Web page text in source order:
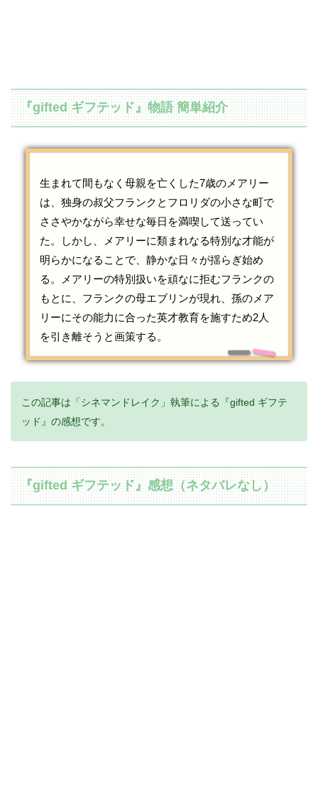
『gifted ギフテッド』物語 簡単紹介
生まれて間もなく母親を亡くした7歳のメアリー
は、独身の叔父フランクとフロリダの小さな町で
ささやかながら幸せな毎日を満喫して送ってい
た。しかし、メアリーに類まれなる特別な才能が
明らかになることで、静かな日々が揺らぎ始め
る。メアリーの特別扱いを頑なに拒むフランクの
もとに、フランクの母エブリンが現れ、孫のメア
リーにその能力に合った英才教育を施すため2人
を引き離そうと画策する。
この記事は「シネマンドレイク」執筆による『gifted ギフテ
ッド』の感想です。
『gifted ギフテッド』感想（ネタバレなし）